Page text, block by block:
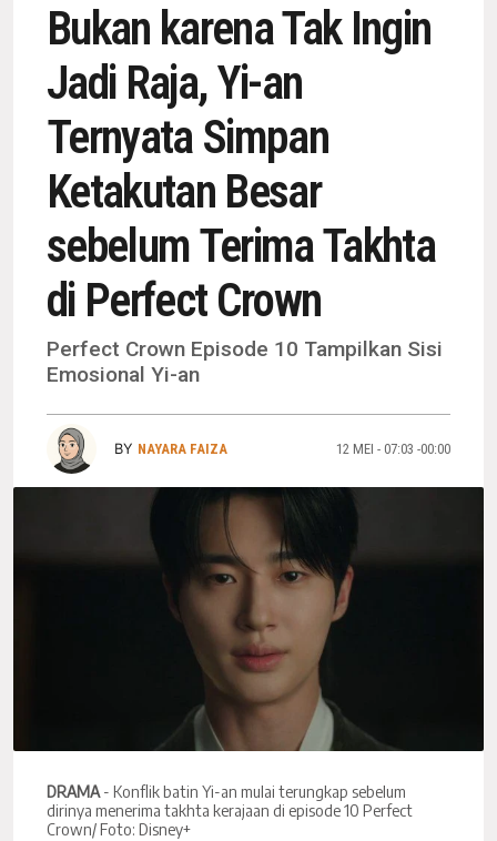
Bukan karena Tak Ingin
Jadi Raja, Yi-an
Ternyata Simpan
Ketakutan Besar
sebelum Terima Takhta
di Perfect Crown
Perfect Crown Episode 10 Tampilkan Sisi
Emosional Yi-an
BY NAYARA FAIZA 12 MEI - 07:03 -00:00
DRAMA- Konflik batin Yi-an mulai terungkap sebelum
dirinya menerima takhta kerajaan di episode 10 Perfect
Crown/ Foto: Disney+